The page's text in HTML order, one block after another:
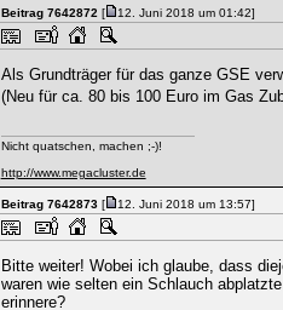
Beitrag 7642872[ 12. Juni 2018 um 01:42]
Als Grundträger für das ganze GSE
(Neu für ca. 80 bis 100 Euro im Gas
Nicht quatschen, machen ;-)!
http://www.megacluster.de
Beitrag 7642873[ 12. Juni 2018 um 13:57]
Bitte weiter! Wobei ich glaube, dass
waren wie selten ein Schlauch
erinnere?